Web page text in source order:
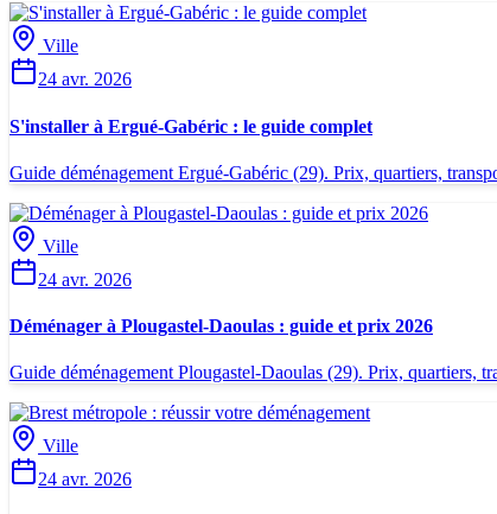
Ville
24 avr. 2026
S'installer à Ergué-Gabéric : le guide complet
Guide déménagement Ergué-Gabéric (29). Prix, quartiers,
Ville
24 avr. 2026
Déménager à Plougastel-Daoulas : guide et prix 2026
Guide déménagement Plougastel-Daoulas (29). Prix, quartiers,
Ville
24 avr. 2026